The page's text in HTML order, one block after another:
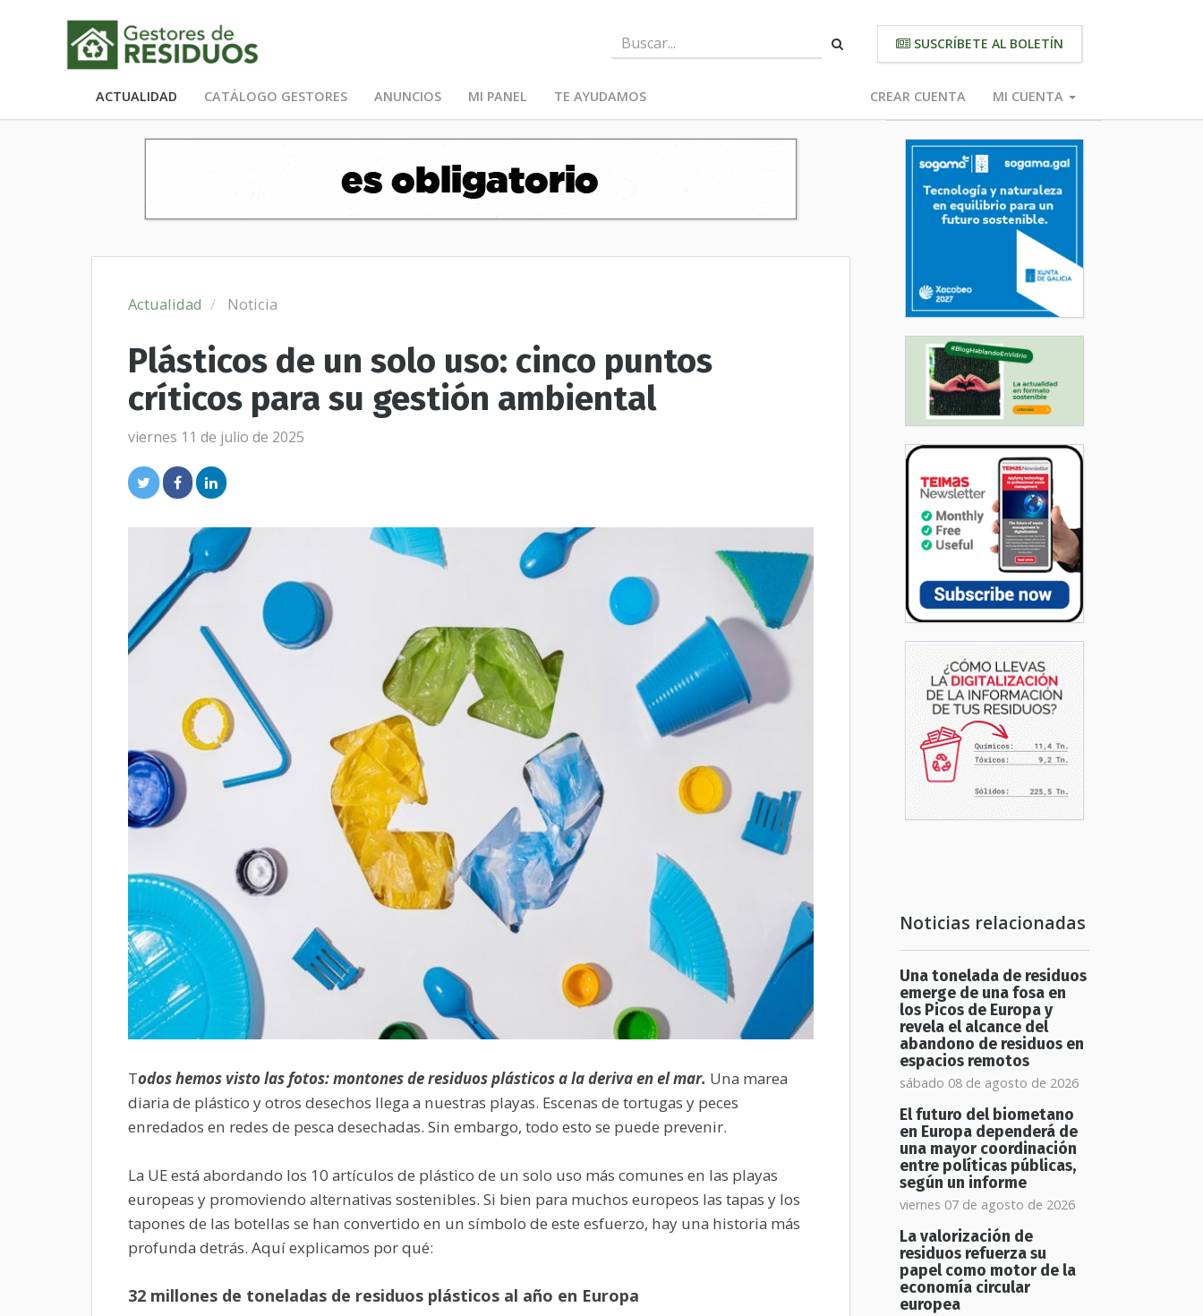
SUSCRÍBETE AL BOLETÍN
ACTUALIDAD CATÁLOGO GESTORES ANUNCIOS MI PANEL TE AYUDAMOS CREAR CUENTA MI CUENTA
Actualidad Noticia
Plásticos de un solo uso: cinco puntos
críticos para su gestión ambiental
viernes 11 de julio de 2025
Todos hemos visto las fotos: montones de residuos plásticos a la deriva en el mar. Una marea
diaria de plástico y otros desechos llega a nuestras playas. Escenas de tortugas y peces
enredados en redes de pesca desechadas. Sin embargo, todo esto se puede prevenir.
La UE está abordando los 10 artículos de plástico de un solo uso más comunes en las playas
europeas y promoviendo alternativas sostenibles. Si bien para muchos europeos las tapas y los
tapones de las botellas se han convertido en un símbolo de este esfuerzo, hay una historia más
profunda detrás. Aquí explicamos por qué:
32 millones de toneladas de residuos plásticos al año en Europa
Noticias relacionadas
Una tonelada de residuos
emerge de una fosa en
los Picos de Europa y
revela el alcance del
abandono de residuos en
espacios remotos
sábado 08 de agosto de 2026
El futuro del biometano
en Europa dependerá de
una mayor coordinación
entre políticas públicas,
según un informe
viernes 07 de agosto de 2026
La valorización de
residuos refuerza su
papel como motor de la
economía circular
europea